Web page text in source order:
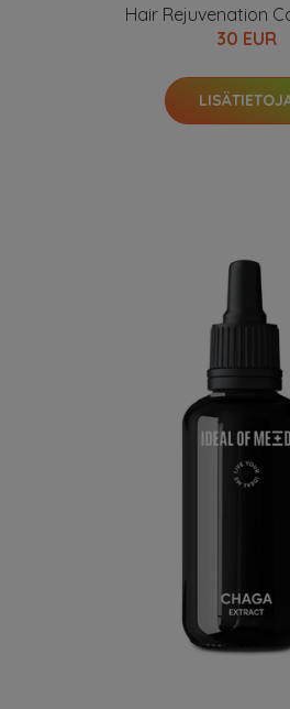
Hair Rejuvenation
30 EUR